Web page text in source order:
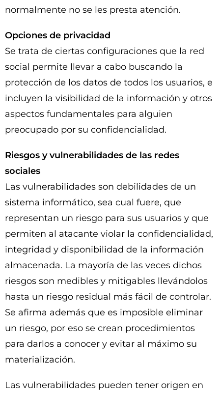
normalmente no se les presta atención.
Opciones de privacidad
Se trata de ciertas configuraciones que la red
social permite llevar a cabo buscando la
protección de los datos de todos los usuarios, e
incluyen la visibilidad de la información y otros
aspectos fundamentales para alguien
preocupado por su confidencialidad.
Riesgos y vulnerabilidades de las redes
sociales
Las vulnerabilidades son debilidades de un
sistema informático, sea cual fuere, que
representan un riesgo para sus usuarios y que
permiten al atacante violar la confidencialidad,
integridad y disponibilidad de la información
almacenada. La mayoría de las veces dichos
riesgos son medibles y mitigables llevándolos
hasta un riesgo residual más fácil de controlar.
Se afirma además que es imposible eliminar
un riesgo, por eso se crean procedimientos
para darlos a conocer y evitar al máximo su
materialización.
Las vulnerabilidades pueden tener origen en